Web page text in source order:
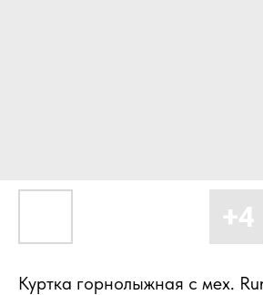
Куртка горнолыжная с мех.